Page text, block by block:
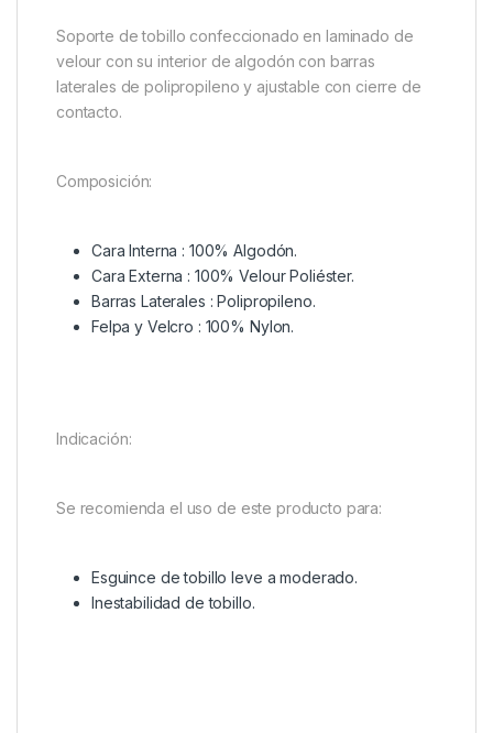
Soporte de tobillo confeccionado en laminado de
velour con su interior de algodón con barras
laterales de polipropileno y ajustable con cierre de
contacto.
Composición:
Cara Interna : 100% Algodón.
Cara Externa : 100% Velour Poliéster.
Barras Laterales : Polipropileno.
Felpa y Velcro : 100% Nylon.
Indicación:
Se recomienda el uso de este producto para:
Esguince de tobillo leve a moderado.
Inestabilidad de tobillo.